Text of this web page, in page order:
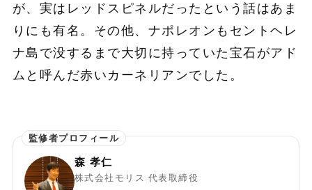
が、実はレッドスピネルだったという話はあま
りにも有名。その他、ナポレオンもセントヘレ
ナ島で没するまで大切に持っていた宝石がアド
ムと呼んだ赤いカーネリアンでした。
森 孝仁
株式会社モリス 代表取締役